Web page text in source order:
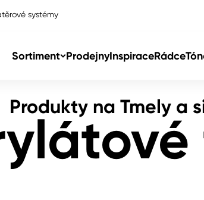
systémy
Sortiment ProdejnyInspiraceRádce
Produkty na Tmely a